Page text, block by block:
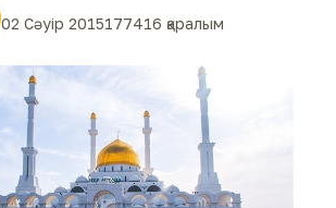
02 Сәуір 2015177416 қаралым